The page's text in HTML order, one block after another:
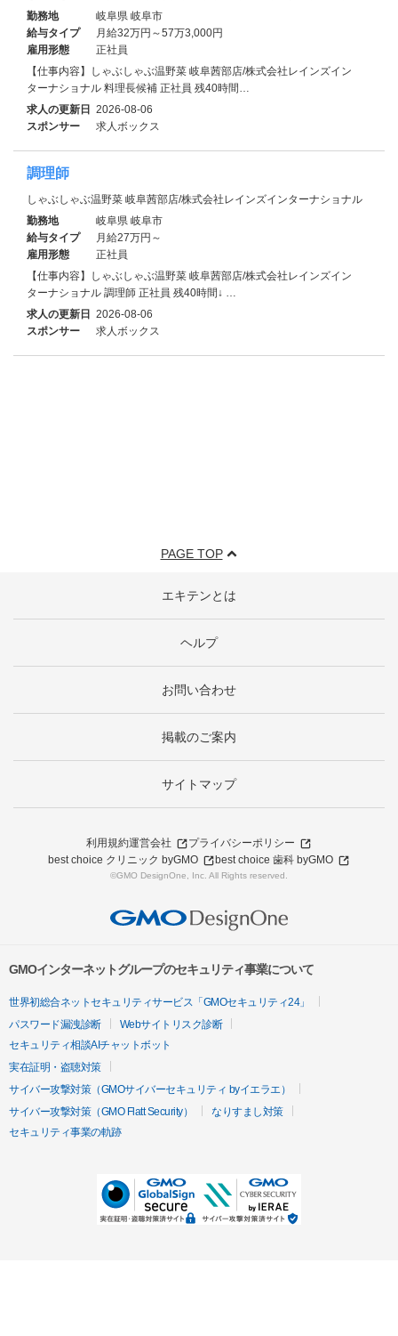
勤務地
岐阜県 岐阜市
給与タイプ
月給32万円～57万3,000円
雇用形態
正社員
【仕事内容】しゃぶしゃぶ温野菜 岐阜茜部店/株式会社レインズイン
ターナショナル 料理長候補 正社員 残40時間…
求人の更新日 2026-08-06
スポンサー
求人ボックス
調理師
しゃぶしゃぶ温野菜 岐阜茜部店/株式会社レインズインターナショナル
勤務地
岐阜県 岐阜市
給与タイプ
月給27万円～
雇用形態
正社員
【仕事内容】しゃぶしゃぶ温野菜 岐阜茜部店/株式会社レインズイン
ターナショナル 調理師 正社員 残40時間↓ …
求人の更新日 2026-08-06
スポンサー
求人ボックス
PAGE TOP
エキテンとは
ヘルプ
お問い合わせ
掲載のご案内
サイトマップ
利用規約運営会社
プライバシーポリシー
best choice クリニック byGMO
best choice 歯科 byGMO
©GMO DesignOne, Inc. All Rights reserved.
GMOインターネットグループのセキュリティ事業について
世界初総合ネットセキュリティサービス「GMOセキュリティ24」
パスワード漏洩診断
Webサイトリスク診断
セキュリティ相談AIチャットボット
実在証明・盗聴対策
サイバー攻撃対策（GMOサイバーセキュリティ byイエラエ）
サイバー攻撃対策（GMO Flatt Security）
なりすまし対策
セキュリティ事業の軌跡